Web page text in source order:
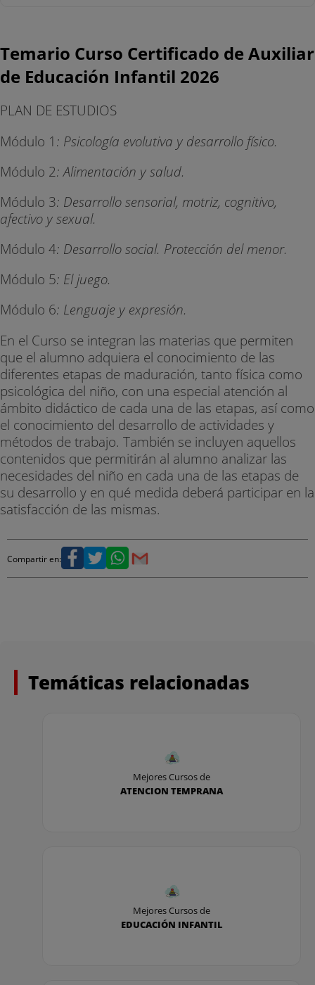
Temario Curso Certificado de Auxiliar
de Educación Infantil 2026
PLAN DE ESTUDIOS
Módulo 1: Psicología evolutiva y desarrollo físico.
Módulo 2: Alimentación y salud.
Módulo 3: Desarrollo sensorial, motriz, cognitivo,
afectivo y sexual.
Módulo 4: Desarrollo social. Protección del menor.
Módulo 5: El juego.
Módulo 6: Lenguaje y expresión.
En el Curso se integran las materias que permiten
que el alumno adquiera el conocimiento de las
diferentes etapas de maduración, tanto física como
psicológica del niño, con una especial atención al
ámbito didáctico de cada una de las etapas, así como
el conocimiento del desarrollo de actividades y
métodos de trabajo. También se incluyen aquellos
contenidos que permitirán al alumno analizar las
necesidades del niño en cada una de las etapas de
su desarrollo y en qué medida deberá participar en la
satisfacción de las mismas.
Compartir en:
Temáticas relacionadas
Mejores Cursos de
ATENCION TEMPRANA
Mejores Cursos de
EDUCACIÓN INFANTIL